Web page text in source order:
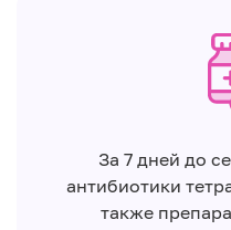
За 7 дней до
антибиотики
также